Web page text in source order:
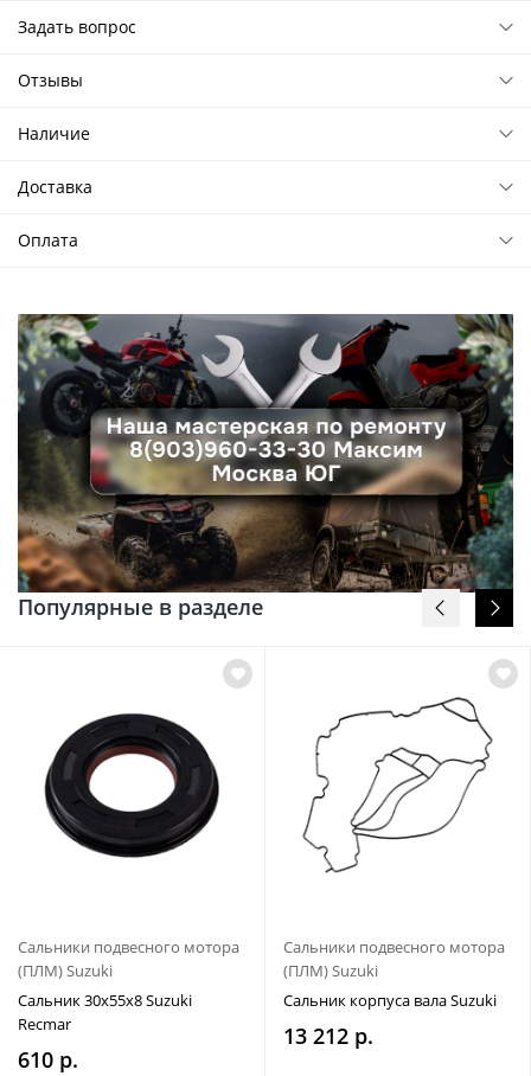
Задать вопрос
Отзывы
Наличие
Доставка
Оплата
Популярные в разделе
Сальники подвесного мотора
(ПЛМ) Suzuki
Сальник 30х55х8 Suzuki
Recmar
610 р.
Сальники подвесного мотора
(ПЛМ) Suzuki
Сальник корпуса вала Suzuki
13 212 р.